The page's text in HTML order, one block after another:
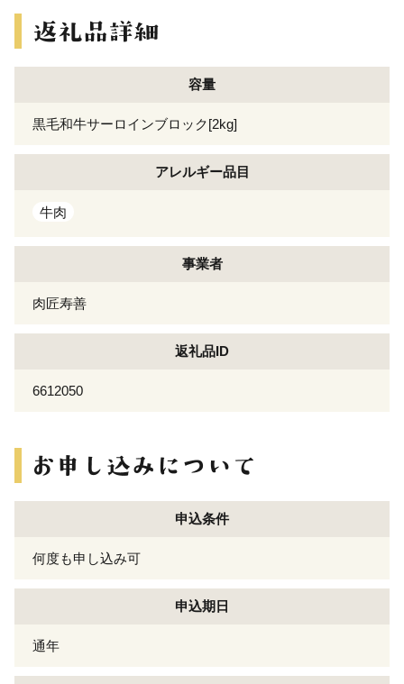
容量
黒毛和牛サーロインブロック[2kg]
アレルギー品目
牛肉
事業者
肉匠寿善
返礼品ID
6612050
申込条件
何度も申し込み可
申込期日
通年